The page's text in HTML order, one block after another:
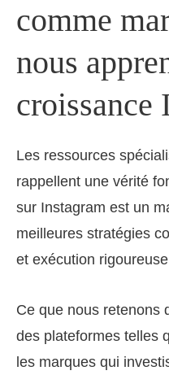
comme
nous
croissance
Les ressources
rappellent une vérité
sur Instagram est un
meilleures stratégies
et exécution
Ce que nous retenons
des plateformes telles
les marques qui